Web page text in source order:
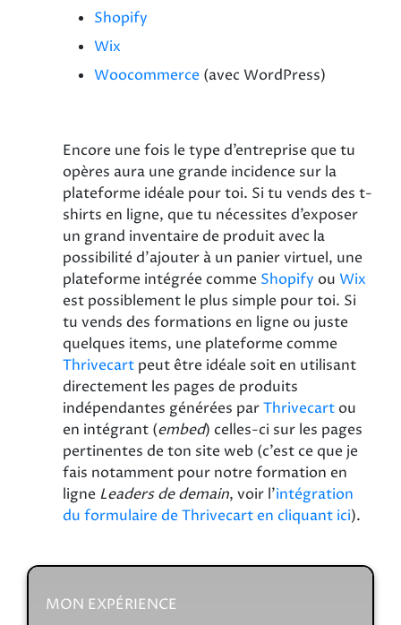
Shopify
Wix
Woocommerce (avec WordPress)
Encore une fois le type d’entreprise que tu
opères aura une grande incidence sur la
plateforme idéale pour toi. Si tu vends des t-
shirts en ligne, que tu nécessites d’exposer
un grand inventaire de produit avec la
possibilité d’ajouter à un panier virtuel, une
plateforme intégrée comme Shopify ou Wix
est possiblement le plus simple pour toi. Si
tu vends des formations en ligne ou juste
quelques items, une plateforme comme
Thrivecart peut être idéale soit en utilisant
directement les pages de produits
indépendantes générées parThrivecart ou
en intégrant (embed) celles-ci sur les pages
pertinentes de ton site web (c’est ce que je
fais notamment pour notre formation en
ligne Leaders de demain, voir l'intégration
du formulaire de Thrivecart en cliquant ici).
MON EXPÉRIENCE